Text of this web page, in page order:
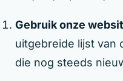
Gebruik onze
uitgebreide lijst van
die nog steeds